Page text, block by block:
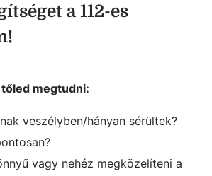
a 112-es
megtudni:
veszélyben/hányan sérültek?
vagy nehéz megközelíteni a